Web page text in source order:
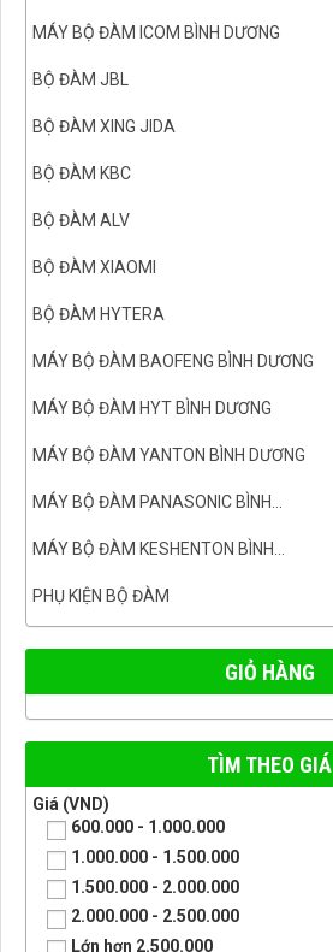
MÁY BỘ ĐÀM ICOM BÌNH DƯƠNG
BỘ ĐÀM JBL
BỘ ĐÀM XING JIDA
BỘ ĐÀM KBC
BỘ ĐÀM ALV
BỘ ĐÀM XIAOMI
BỘ ĐÀM HYTERA
MÁY BỘ ĐÀM BAOFENG BÌNH DƯƠNG
MÁY BỘ ĐÀM HYT BÌNH DƯƠNG
MÁY BỘ ĐÀM YANTON BÌNH DƯƠNG
MÁY BỘ ĐÀM PANASONIC BÌNH...
MÁY BỘ ĐÀM KESHENTON BÌNH...
PHỤ KIỆN BỘ ĐÀM
GIỎ HÀNG
TÌM THEO GIÁ
Giá (VND)
600.000 - 1.000.000
1.000.000 - 1.500.000
1.500.000 - 2.000.000
2.000.000 - 2.500.000
Lớn hơn 2.500.000